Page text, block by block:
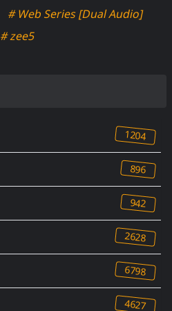
# Web Series [Dual Audio]
# zee5
1204
896
942
2628
6798
4627